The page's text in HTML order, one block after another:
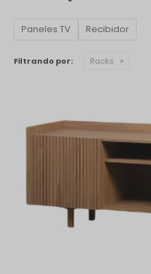
Paneles TV Recibidor
Filtrando por: Racks